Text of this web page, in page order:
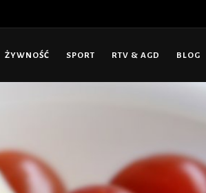
ŻYWNOŚĆ SPORT RTV & AGD BLOG